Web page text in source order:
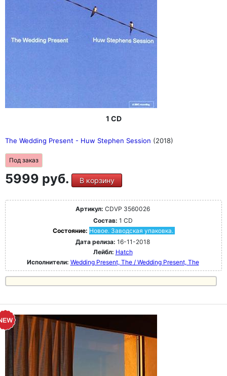
1 CD
The Wedding Present - Huw Stephen Session (2018)
Под заказ
5999 руб. В корзину
Артикул: CDVP 3560026
Состав: 1 CD
Состояние: Новое. Заводская упаковка.
Дата релиза: 16-11-2018
Лейбл: Hatch
Исполнители: Wedding Present, The / Wedding Present, The